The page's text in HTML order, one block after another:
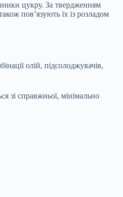
цукру. За твердженням
пов’язують їх із розладом
олій, підсолоджувачів,
зі справжньої, мінімально